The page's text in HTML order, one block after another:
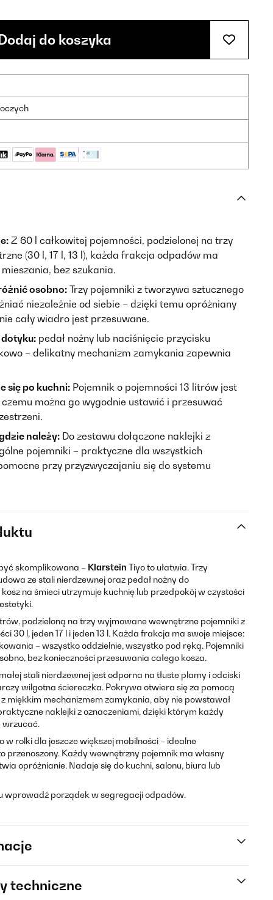
do koszyka
Z 60 l całkowitej pojemności, podzielonej na trzy
(30 l, 17 l, 13 l), każda frakcja odpadów ma
bez szukania.
osobno:Trzy pojemniki z tworzywa sztucznego
niezależnie od siebie – dzięki temu opróżniany
cały wiadro jest przesuwane.
pedał nożny lub naciśnięcie przycisku
– delikatny mechanizm zamykania zapewnia
się po kuchni: Pojemnik o pojemności 13 litrów jest
można go wygodnie ustawić i przesuwać
należy: Do zestawu dołączone naklejki z
pojemniki – praktyczne dla wszystkich
przy przyzwyczajaniu się do systemu
skomplikowana – Klarstein Tiyo to ułatwia. Trzy
ze stali nierdzewnej oraz pedał nożny do
na śmieci utrzymuje kuchnię lub przedpokój w czystości
podzieloną na trzy wyjmowane wewnętrzne pojemniki z
30 l, jeden 17 l i jeden 13 l. Każda frakcja ma swoje miejsce:
– wszystko oddzielnie, wszystko pod ręką. Pojemniki
bez konieczności przesuwania całego kosza.
stali nierdzewnej jest odporna na tłuste plamy i odciski
wilgotna ściereczka. Pokrywa otwiera się za pomocą
miękkim mechanizmem zamykania, aby nie powstawał
naklejki z oznaczeniami, dzięki którym każdy
wrzucać.
rolki dla jeszcze większej mobilności – idealne
przenoszony. Każdy wewnętrzny pojemnik ma własny
opróżnianie. Nadaje się do kuchni, salonu, biura lub
wprowadź porządek w segregacji odpadów.
techniczne